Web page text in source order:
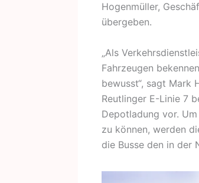
Hogenmüller,
übergeben.
„Als
Fahrzeugen
bewusst“, sagt Mark
Reutlinger E-Linie 7
Depotladung vor.
zu können, werden
die Busse den in der